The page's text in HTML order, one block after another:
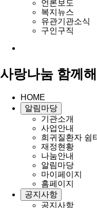
언론보도
복지뉴스
유관기관소식
구인구직
사랑나눔 함께
HOME
알림마당
기관소개
사업안내
희귀질환자 쉼
재정현황
나눔안내
알림마당
마이페이지
홈페이지
공지사항
공지사항